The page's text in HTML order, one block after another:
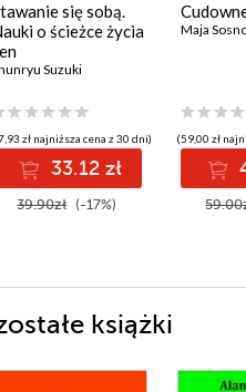
się sobą.
o ścieżce życia
Suzuki
zł najniższa cena z 30 dni)
33.12 zł
39.90zł (-17%)
Maja
(59,00 zł
książki